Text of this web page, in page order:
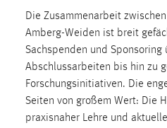
Die Zusammenarbeit
Amberg-Weiden ist breit
Sachspenden und Sponsoring
Abschlussarbeiten bis hin zu
Forschungsinitiativen. Die
Seiten von großem Wert: Die
praxisnaher Lehre und
STATISTIK
Statistik Cookies erfassen
Diese Informationen helfen
unsere Besucher unsere
Matomo